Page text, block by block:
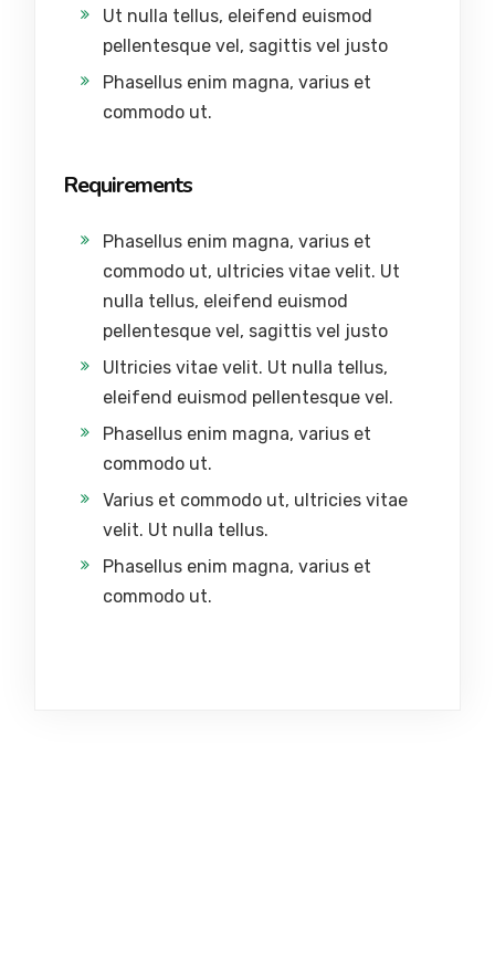
Ut nulla tellus, eleifend euismod
pellentesque vel, sagittis vel justo
Phasellus enim magna, varius et
commodo ut.
Requirements
Phasellus enim magna, varius et
commodo ut, ultricies vitae velit. Ut
nulla tellus, eleifend euismod
pellentesque vel, sagittis vel justo
Ultricies vitae velit. Ut nulla tellus,
eleifend euismod pellentesque vel.
Phasellus enim magna, varius et
commodo ut.
Varius et commodo ut, ultricies vitae
velit. Ut nulla tellus.
Phasellus enim magna, varius et
commodo ut.